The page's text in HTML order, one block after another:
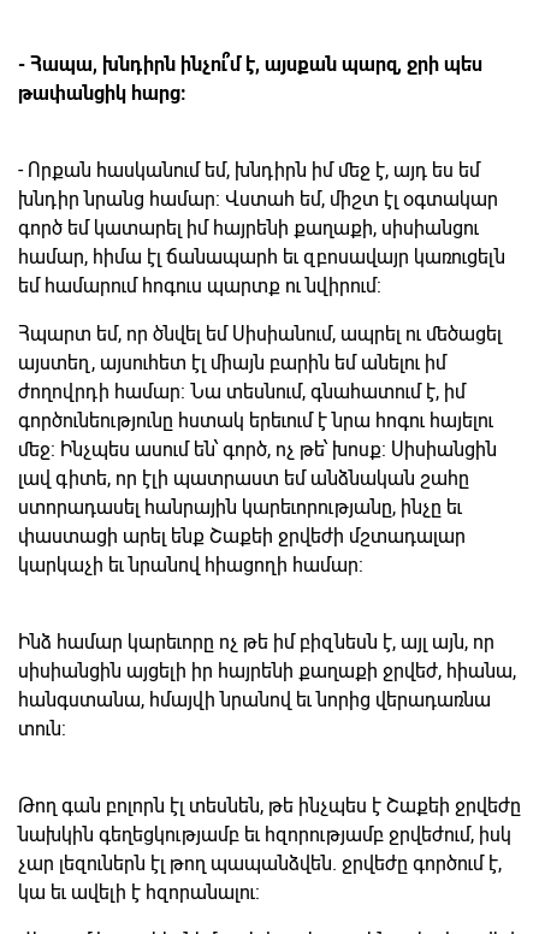
- Հապա, խնդիրն ինչու՞մ է, այսքան պարզ, ջրի պես
թափանցիկ հարց:
- Որքան հասկանում եմ, խնդիրն իմ մեջ է, այդ ես եմ
խնդիր նրանց համար: Վստահ եմ, միշտ էլ օգտակար
գործ եմ կատարել իմ հայրենի քաղաքի, սիսիանցու
համար, հիմա էլ ճանապարհ եւ զբոսավայր կառուցելն
եմ համարում հոգուս պարտք ու նվիրում:
Հպարտ եմ, որ ծնվել եմ Սիսիանում, ապրել ու մեծացել
այստեղ, այսուհետ էլ միայն բարին եմ անելու իմ
ժողովրդի համար: Նա տեսնում, գնահատում է, իմ
գործունեությունը հստակ երեւում է նրա հոգու հայելու
մեջ: Ինչպես ասում են՝ գործ, ոչ թե՝ խոսք: Սիսիանցին
լավ գիտե, որ էլի պատրաստ եմ անձնական շահը
ստորադասել հանրային կարեւորությանը, ինչը եւ
փաստացի արել ենք Շաքեի ջրվեժի մշտադալար
կարկաչի եւ նրանով հիացողի համար:
Ինձ համար կարեւորը ոչ թե իմ բիզնեսն է, այլ այն, որ
սիսիանցին այցելի իր հայրենի քաղաքի ջրվեժ, հիանա,
հանգստանա, հմայվի նրանով եւ նորից վերադառնա
տուն:
Թող գան բոլորն էլ տեսնեն, թե ինչպես է Շաքեի ջրվեժը
նախկին գեղեցկությամբ եւ հզորությամբ ջրվեժում, իսկ
չար լեզուներն էլ թող պապանձվեն. ջրվեժը գործում է,
կա եւ ավելի է հզորանալու: